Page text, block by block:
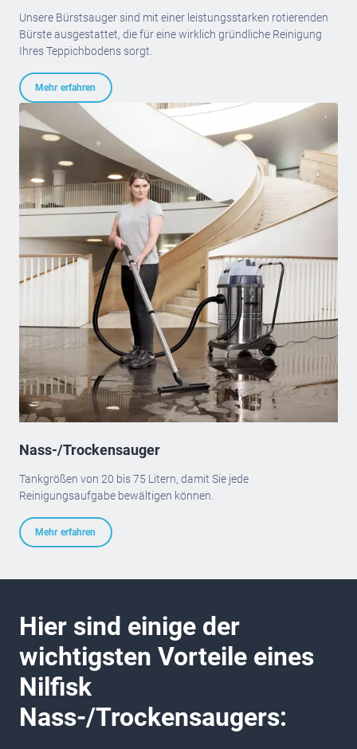
Unsere Bürstsauger sind mit einer leistungsstarken rotierenden
Bürste ausgestattet, die für eine wirklich gründliche Reinigung
Ihres Teppichbodens sorgt.
Mehr erfahren
Nass-/Trockensauger
Tankgrößen von 20 bis 75 Litern, damit Sie jede
Reinigungsaufgabe bewältigen können.
Mehr erfahren
Hier sind einige der
wichtigsten Vorteile eines
Nilfisk
Nass-/Trockensaugers: